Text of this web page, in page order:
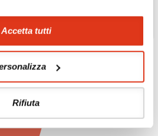
Accetta tutti
Rifiuta
e